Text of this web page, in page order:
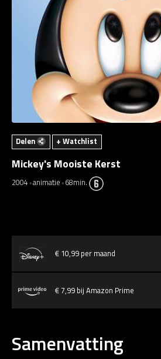
Delen + Watchlist
Mickey's Mooiste Kerst
2004 animatie 68min.
€ 10,99 per maand
€ 7,99 bij Amazon Prime
Samenvatting